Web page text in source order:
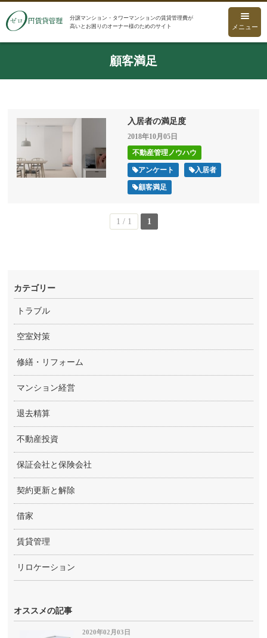
メニュー
分譲マンション・タワーマンションの賃貸管理費が
高いとお困りのオーナー様のためのサイト
顧客満足
入居者の満足度
2018年10月05日
不動産管理ノウハウ
アンケート 入居者
顧客満足
1 / 1 1
カテゴリー
トラブル
空室対策
修繕・リフォーム
マンション経営
退去精算
不動産投資
保証会社と保険会社
契約更新と解除
借家
賃貸管理
リロケーション
オススメの記事
2020年02月03日